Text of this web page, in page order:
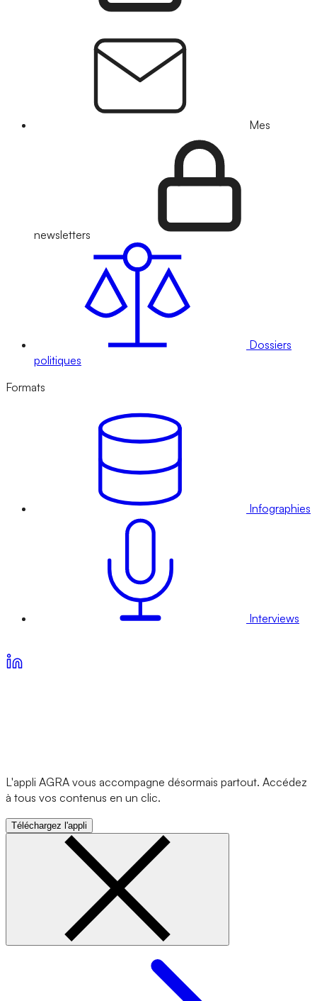
Mes
newsletters
Dossiers
politiques
Formats
Infographies
Interviews
L'appli AGRA vous accompagne désormais partout. Accédez
à tous vos contenus en un clic.
Téléchargez l'appli